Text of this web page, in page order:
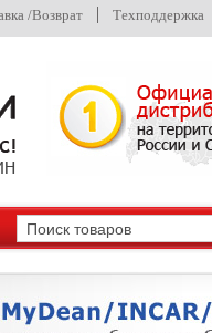
/Возврат Техподдержка